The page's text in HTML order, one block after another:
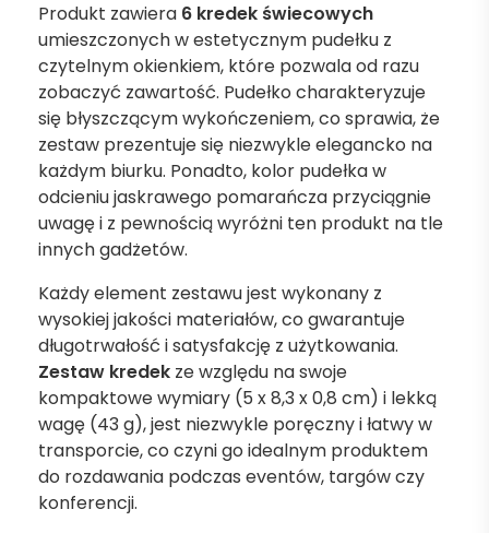
Produkt zawiera 6 kredek świecowych
umieszczonych w estetycznym pudełku z
czytelnym okienkiem, które pozwala od razu
zobaczyć zawartość. Pudełko charakteryzuje
się błyszczącym wykończeniem, co sprawia, że
zestaw prezentuje się niezwykle elegancko na
każdym biurku. Ponadto, kolor pudełka w
odcieniu jaskrawego pomarańcza przyciągnie
uwagę i z pewnością wyróżni ten produkt na tle
innych gadżetów.
Każdy element zestawu jest wykonany z
wysokiej jakości materiałów, co gwarantuje
długotrwałość i satysfakcję z użytkowania.
Zestaw kredek ze względu na swoje
kompaktowe wymiary (5 x 8,3 x 0,8 cm) i lekką
wagę (43 g), jest niezwykle poręczny i łatwy w
transporcie, co czyni go idealnym produktem
do rozdawania podczas eventów, targów czy
konferencji.